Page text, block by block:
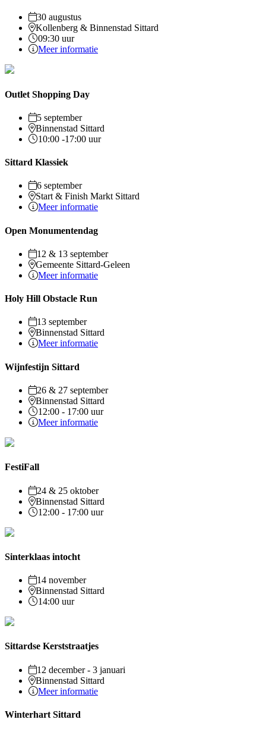
30 augustus
Kollenberg & Binnenstad Sittard
09:30 uur
Meer informatie
Outlet Shopping Day
5 september
Binnenstad Sittard
10:00 -17:00 uur
Sittard Klassiek
6 september
Start & Finish Markt Sittard
Meer informatie
Open Monumentendag
12 & 13 september
Gemeente Sittard-Geleen
Meer informatie
Holy Hill Obstacle Run
13 september
Binnenstad Sittard
Meer informatie
Wijnfestijn Sittard
26 & 27 september
Binnenstad Sittard
12:00 - 17:00 uur
Meer informatie
FestiFall
24 & 25 oktober
Binnenstad Sittard
12:00 - 17:00 uur
Sinterklaas intocht
14 november
Binnenstad Sittard
14:00 uur
Sittardse Kerststraatjes
12 december - 3 januari
Binnenstad Sittard
Meer informatie
Winterhart Sittard